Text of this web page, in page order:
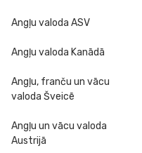
Angļu valoda ASV
Angļu valoda Kanādā
Angļu, franču un vācu
valoda Šveicē
Angļu un vācu valoda
Austrijā